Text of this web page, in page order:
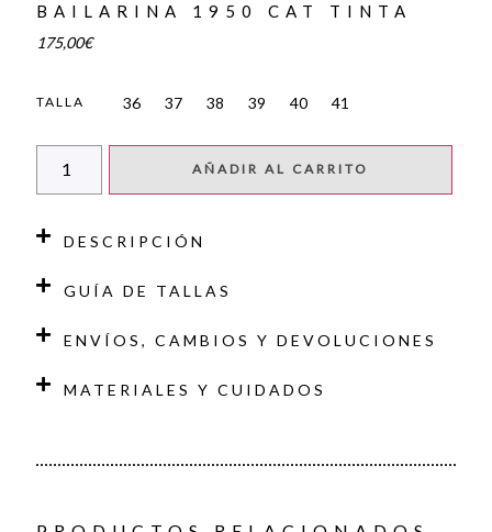
BAILARINA 1950 CAT TINTA
175,00€
TALLA 36 37 38 39 40 41
AÑADIR AL CARRITO
DESCRIPCIÓN
GUÍA DE TALLAS
ENVÍOS, CAMBIOS Y DEVOLUCIONES
MATERIALES Y CUIDADOS